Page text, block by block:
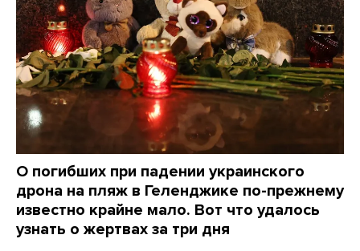
О погибших при падении украинского
дрона на пляж в Геленджике по-прежнему
известно крайне мало. Вот что удалось
узнать о жертвах за три дня